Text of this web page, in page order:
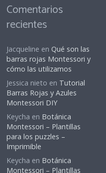
Comentarios
recientes
Jacqueline en Qué son las
barras rojas Montessori y
cómo las utilizamos
Jessica nieto en Tutorial
Barras Rojas y Azules
Montessori DIY
Keycha en Botánica
Montessori – Plantillas
para los puzzles –
Imprimible
Keycha en Botánica
Montessori – Plantillas